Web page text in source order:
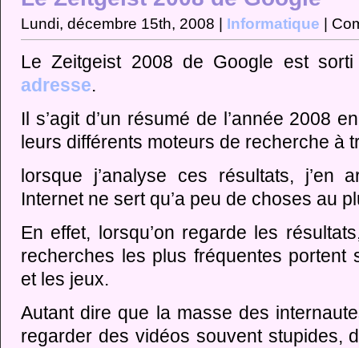
Lundi, décembre 15th, 2008 | Informatique
Le Zeitgeist 2008 de Google est
adresse.
Il s’agit d’un résumé de l’année 2008
leurs différents moteurs de recherche à
lorsque j’analyse ces résultats, j’en
Internet ne sert qu’a peu de choses au
En effet, lorsqu’on regarde les
recherches les plus fréquentes portent
et les jeux.
Autant dire que la masse des
regarder des vidéos souvent stupides,